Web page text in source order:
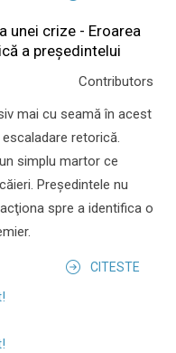
unei crize - Eroarea
a președintelui
Contributors
mai cu seamă în acest
retorică.
simplu martor ce
Preşedintele nu
spre a identifica o
CITESTE